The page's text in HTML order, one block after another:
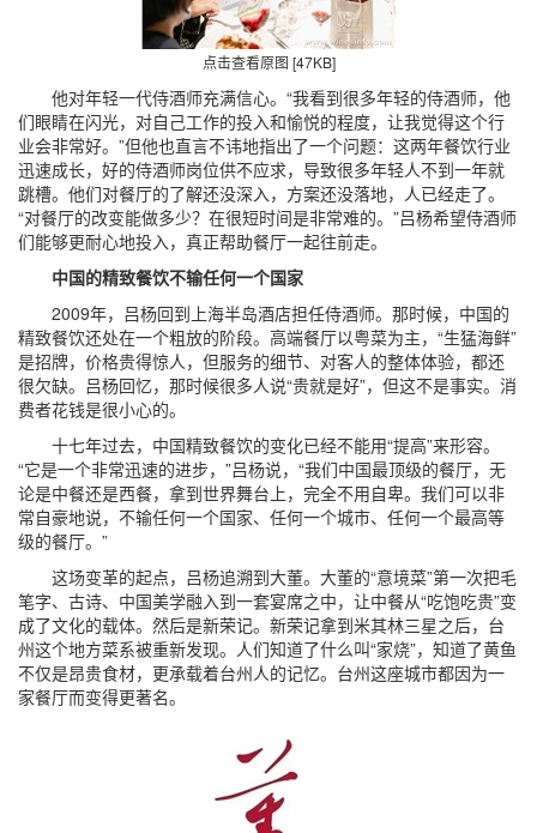
点击查看原图 [47KB]
他对年轻一代侍酒师充满信心。“我看到很多年轻的侍酒师，他
们眼睛在闪光，对自己工作的投入和愉悦的程度，让我觉得这个行
业会非常好。”但他也直言不讳地指出了一个问题：这两年餐饮行业
迅速成长，好的侍酒师岗位供不应求，导致很多年轻人不到一年就
跳槽。他们对餐厅的了解还没深入，方案还没落地，人已经走了。
“对餐厅的改变能做多少？在很短时间是非常难的。”吕杨希望侍酒师
们能够更耐心地投入，真正帮助餐厅一起往前走。
中国的精致餐饮不输任何一个国家
2009年，吕杨回到上海半岛酒店担任侍酒师。那时候，中国的
精致餐饮还处在一个粗放的阶段。高端餐厅以粤菜为主，“生猛海鲜”
是招牌，价格贵得惊人，但服务的细节、对客人的整体体验，都还
很欠缺。吕杨回忆，那时候很多人说“贵就是好”，但这不是事实。消
费者花钱是很小心的。
十七年过去，中国精致餐饮的变化已经不能用“提高”来形容。
“它是一个非常迅速的进步，”吕杨说，“我们中国最顶级的餐厅，无
论是中餐还是西餐，拿到世界舞台上，完全不用自卑。我们可以非
常自豪地说，不输任何一个国家、任何一个城市、任何一个最高等
级的餐厅。”
这场变革的起点，吕杨追溯到大董。大董的“意境菜”第一次把毛
笔字、古诗、中国美学融入到一套宴席之中，让中餐从“吃饱吃贵”变
成了文化的载体。然后是新荣记。新荣记拿到米其林三星之后，台
州这个地方菜系被重新发现。人们知道了什么叫“家烧”，知道了黄鱼
不仅是昂贵食材，更承载着台州人的记忆。台州这座城市都因为一
家餐厅而变得更著名。